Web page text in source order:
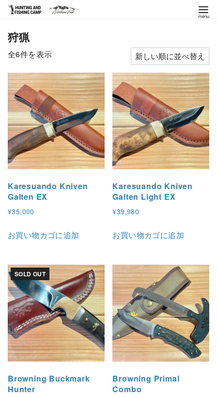
狩猟
全6件を表示新
い
順
Karesuando Kniven
Galten EX
¥35,000
お買い物カゴに追加
Karesuando Kniven
Galten Light EX
¥39,980
お買い物カゴに追加
SOLD OUT
Browning Buckmark
Hunter
Browning Primal
Combo